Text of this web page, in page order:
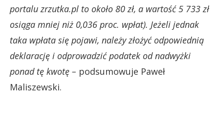
portalu zrzutka.pl to około 80 zł, a wartość 5 733 zł
osiąga mniej niż 0,036 proc. wpłat). Jeżeli jednak
taka wpłata się pojawi, należy złożyć odpowiednią
deklarację i odprowadzić podatek od nadwyżki
ponad tę kwotę – podsumowuje Paweł
Maliszewski.